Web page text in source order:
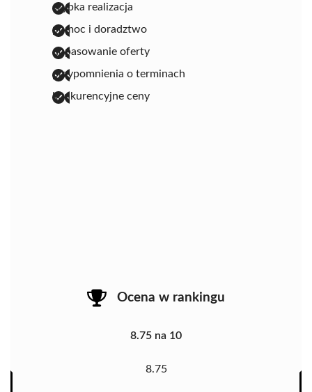
szybka realizacja
pomoc i doradztwo
dopasowanie oferty
przypomnienia o terminach
konkurencyjne ceny
Ocena w rankingu
8.75 na 10
8.75